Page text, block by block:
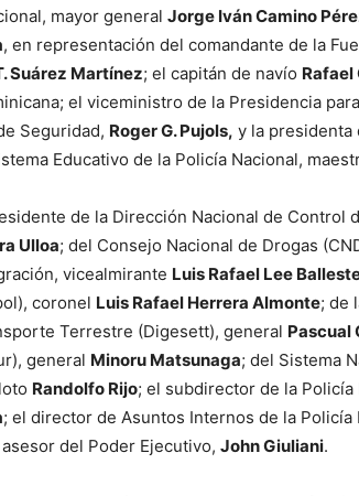
mayor general Jorge Iván Camino
, en representación del comandante de la
Suárez Martínez; el capitán de navío Rafael
el viceministro de la Presidencia
Seguridad, Roger G. Pujols, y la presidenta
Educativo de la Policía Nacional,
de la Dirección Nacional de Control
Ulloa; del Consejo Nacional de Drogas
vicealmirante Luis Rafael Lee
coronel Luis Rafael Herrera Almonte; de
Terrestre (Digesett), general Pascual
general Minoru Matsunaga; del Sistema
Randolfo Rijo; el subdirector de la Policía
; el director de Asuntos Internos de la Policía
del Poder Ejecutivo, John Giuliani.